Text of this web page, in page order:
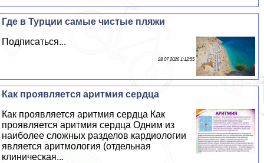
Где в Турции самые чистые пляжи
Подписаться...
28 07 2026 1:12:55
Как проявляется аритмия сердца
Как проявляется аритмия сердца Как
проявляется аритмия сердца Одним из
наиболее сложных разделов кардиологии
является аритмология (отдельная
клиническая...